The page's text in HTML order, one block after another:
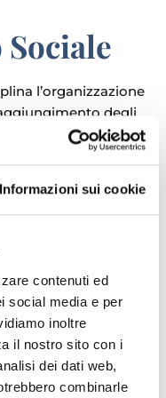
Informazioni sui cookie
contenuti ed
social media e per
inoltre
il nostro sito con i
dei dati web,
combinarle
l’organizzazione
degli
2017, le ultime
sociali,
disciplinare
lavoratori, le
al
della cooperativa.